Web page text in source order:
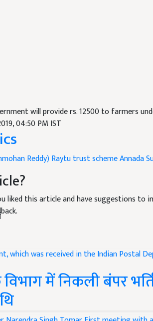
will provide rs. 12500 to farmers
04:50 PM IST
Reddy)Raytu trust schemeAnnada
liked this article and have suggestions to
में निकली बंपर